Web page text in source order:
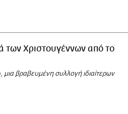
των Χριστουγέννων από το
μια βραβευμένη συλλογή ιδιαίτερων